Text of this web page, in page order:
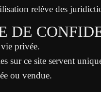
relève des
DE
privée.
sur ce site servent
ou vendue.